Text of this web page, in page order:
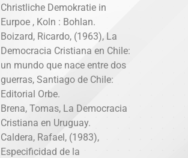
Christliche Demokratie in
Eurpoe , Koln : Bohlan.
Boizard, Ricardo, (1963), La
Democracia Cristiana en Chile:
un mundo que nace entre dos
guerras, Santiago de Chile:
Editorial Orbe.
Brena, Tomas, La Democracia
Cristiana en Uruguay.
Caldera, Rafael, (1983),
Especificidad de la